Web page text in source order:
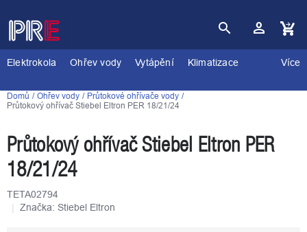
na
obsah
Nákupní
košík
Elektrokola
Ohřev vody Vytápění Klimatizace Více
Domů Ohřev vody
Průtokové ohřívače vody
Průtokový ohřívač Stiebel Eltron PER 18/21/24
Průtokový ohřívač Stiebel Eltron PER
18/21/24
TETA02794
Značka: Stiebel Eltron